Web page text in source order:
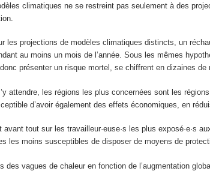
climatiques ne se restreint pas seulement à des
les projections de modèles climatiques distincts, un
au moins un mois de l’année. Sous les mêmes
présenter un risque mortel, se chiffrent en dizaines
attendre, les régions les plus concernées sont les
d’avoir également des effets économiques, en
avant tout sur les travailleur·euse·s les plus exposé·e·s
les moins susceptibles de disposer de moyens de
des vagues de chaleur en fonction de l’augmentation